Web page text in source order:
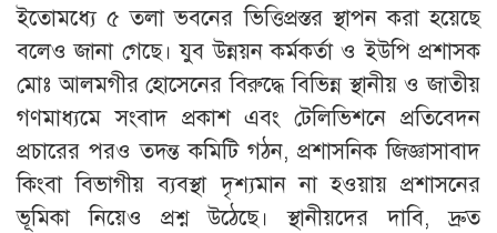
ইতোমধ্যে ৫ তলা ভবনের ভিত্তিপ্রস্তর স্থাপন করা হয়েছে
বলেও জানা গেছে। যুব উন্নয়ন কর্মকর্তা ও ইউপি প্রশাসক
মোঃ আলমগীর হোসেনের বিরুদ্ধে বিভিন্ন স্থানীয় ও জাতীয়
গণমাধ্যমে সংবাদ প্রকাশ এবং টেলিভিশনে প্রতিবেদন
প্রচারের পরও তদন্ত কমিটি গঠন, প্রশাসনিক জিজ্ঞাসাবাদ
কিংবা বিভাগীয় ব্যবস্থা দৃশ্যমান না হওয়ায় প্রশাসনের
ভূমিকা নিয়েও প্রশ্ন উঠেছে। স্থানীয়দের দাবি, দ্রুত